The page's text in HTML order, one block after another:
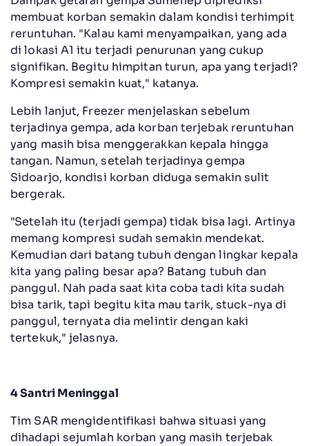
membuat korban semakin dalam kondisi terhimpit
reruntuhan. "Kalau kami menyampaikan, yang ada
di lokasi A1 itu terjadi penurunan yang cukup
signifikan. Begitu himpitan turun, apa yang terjadi?
Kompresi semakin kuat," katanya.
Lebih lanjut, Freezer menjelaskan sebelum
terjadinya gempa, ada korban terjebak reruntuhan
yang masih bisa menggerakkan kepala hingga
tangan. Namun, setelah terjadinya gempa
Sidoarjo, kondisi korban diduga semakin sulit
bergerak.
"Setelah itu (terjadi gempa) tidak bisa lagi. Artinya
memang kompresi sudah semakin mendekat.
Kemudian dari batang tubuh dengan lingkar kepala
kita yang paling besar apa? Batang tubuh dan
panggul. Nah pada saat kita coba tadi kita sudah
bisa tarik, tapi begitu kita mau tarik, stuck-nya di
panggul, ternyata dia melintir dengan kaki
tertekuk," jelasnya.
4 Santri Meninggal
Tim SAR mengidentifikasi bahwa situasi yang
dihadapi sejumlah korban yang masih terjebak